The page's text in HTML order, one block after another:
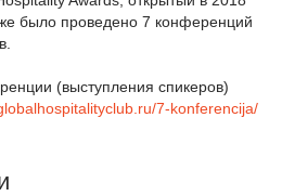
было проведено 7 конференций
(выступления спикеров)
7-konferencija/